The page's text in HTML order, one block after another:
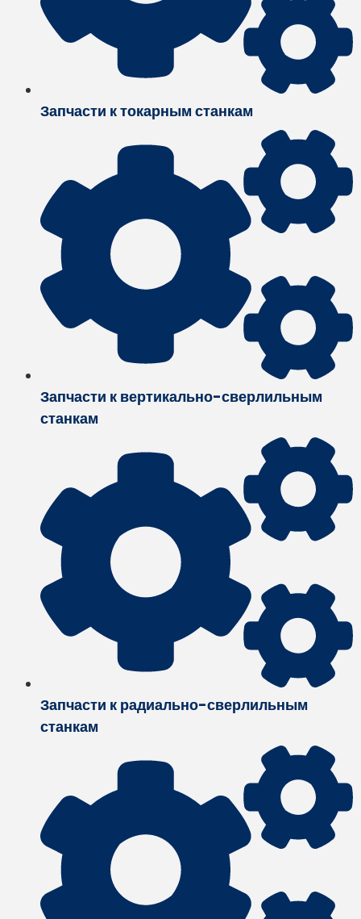
Запчасти к токарным станкам
Запчасти к вертикально-сверлильным
станкам
Запчасти к радиально-сверлильным
станкам